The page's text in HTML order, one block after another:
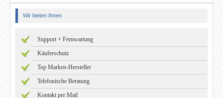
Wir bieten Ihnen
Support + Fernwartung
Käuferschutz
Top Marken-Hersteller
Telefonische Beratung
Kontakt per Mail